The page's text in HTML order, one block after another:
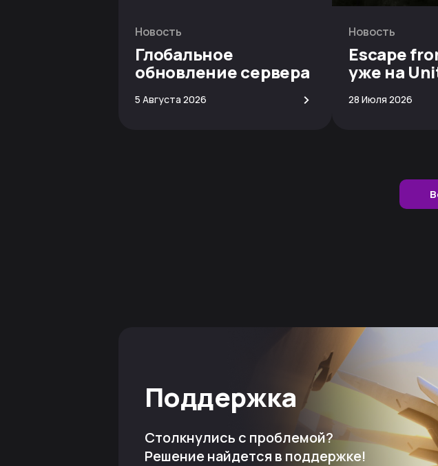
Новость
Глобальное
обновление сервера
5 Августа 2026 >
Новость
Escape
уже на
28 Июля 2026
Поддержка
Столкнулись с проблемой?
Решение найдется в поддержке!